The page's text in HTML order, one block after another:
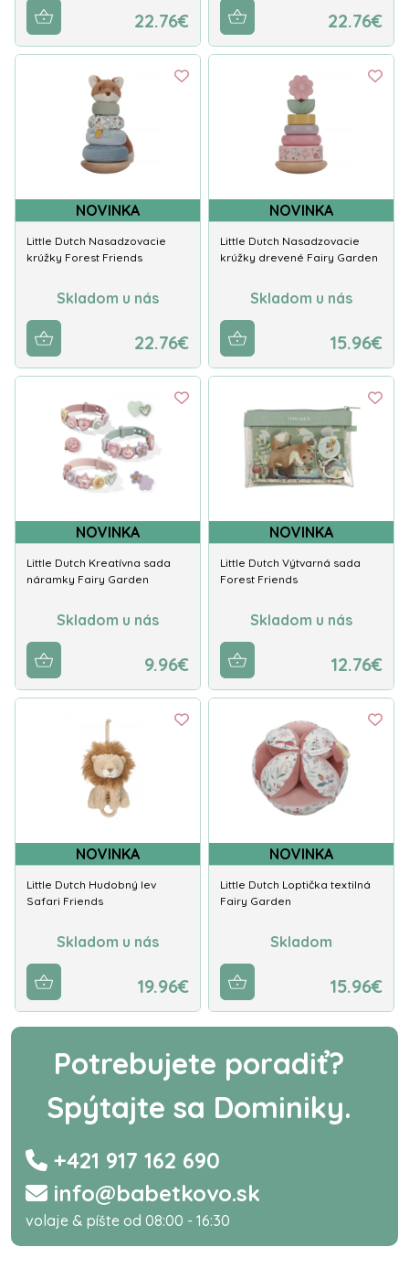
22.76€ 22.76€
NOVINKA
Little Dutch Nasadzovacie
krúžky Forest Friends
Skladom u nás
22.76€
NOVINKA
Little Dutch Nasadzovacie
krúžky drevené Fairy Garden
Skladom u nás
15.96€
NOVINKA
Little Dutch Kreatívna sada
náramky Fairy Garden
Skladom u nás
9.96€
NOVINKA
Little Dutch Výtvarná sada
Forest Friends
Skladom u nás
12.76€
NOVINKA
Little Dutch Hudobný lev
Safari Friends
Skladom u nás
19.96€
NOVINKA
Little Dutch Loptička textilná
Fairy Garden
Skladom
15.96€
Potrebujete poradiť?
Spýtajte sa Dominiky.
+421 917 162 690
info@babetkovo.sk
volaje & píšte od 08:00 - 16:30